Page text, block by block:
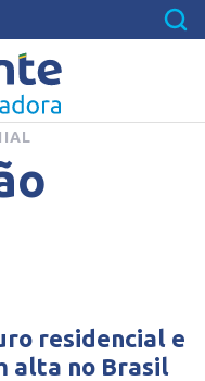
residencial e
alta no Brasil